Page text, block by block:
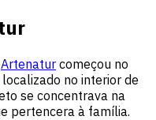
Artenatur começou no
no interior de
se concentrava na
pertencera à família.